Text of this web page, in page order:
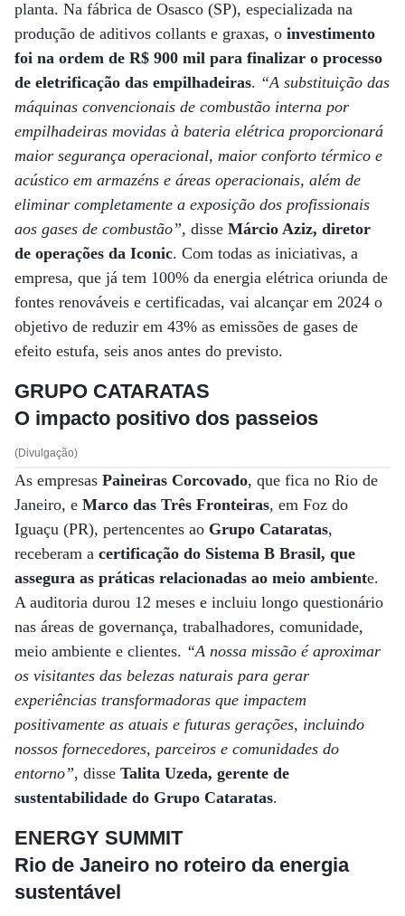
planta. Na fábrica de Osasco (SP), especializada na
produção de aditivos collants e graxas, o investimento
foi na ordem de R$ 900 mil para finalizar o processo
de eletrificação das empilhadeiras. “A substituição das
máquinas convencionais de combustão interna por
empilhadeiras movidas à bateria elétrica proporcionará
maior segurança operacional, maior conforto térmico e
acústico em armazéns e áreas operacionais, além de
eliminar completamente a exposição dos profissionais
aos gases de combustão”, disse Márcio Aziz, diretor
de operações da Iconic. Com todas as iniciativas, a
empresa, que já tem 100% da energia elétrica oriunda de
fontes renováveis e certificadas, vai alcançar em 2024 o
objetivo de reduzir em 43% as emissões de gases de
efeito estufa, seis anos antes do previsto.
GRUPO CATARATAS
O impacto positivo dos passeios
(Divulgação)
As empresas Paineiras Corcovado, que fica no Rio de
Janeiro, e Marco das Três Fronteiras, em Foz do
Iguaçu (PR), pertencentes ao Grupo Cataratas,
receberam a certificação do Sistema B Brasil, que
assegura as práticas relacionadas ao meio ambiente.
A auditoria durou 12 meses e incluiu longo questionário
nas áreas de governança, trabalhadores, comunidade,
meio ambiente e clientes. “A nossa missão é aproximar
os visitantes das belezas naturais para gerar
experiências transformadoras que impactem
positivamente as atuais e futuras gerações, incluindo
nossos fornecedores, parceiros e comunidades do
entorno”, disse Talita Uzeda, gerente de
sustentabilidade do Grupo Cataratas.
ENERGY SUMMIT
Rio de Janeiro no roteiro da energia
sustentável